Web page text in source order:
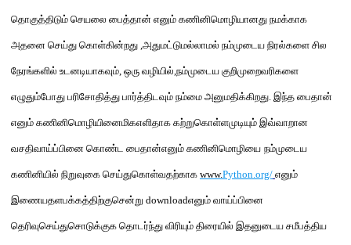
தொகுத்திடும் செயலை பைத்தான ் எனும் கணினிமொழியானது நமக்காக
அதனை செய்து கொள்கின்றது ,அதுமட்டுமல்லாமல் நம்முடைய நிரல்களை சில
நேரங்களில் உடனடியாகவும், ஒரு வழியில்,நம்முடைய குறிமுறைவரிகளை
எழுதும்போது பரிசோதித்து பார்த்திடவும் நம்மை அனுமதிக்கிறது. இந்த பைதான்
எனும் கணினிமொழியினைமிகஎளிதாக கற்றுகொள்ளமுடியும் இவ்வாறான
வசதிவாய்ப்பினை கொண்ட பைதான்எனும் கணினிமொழியை நம்முடைய
கணினியில் நிறுவுகை செய்துகொள்வதற்காக www.Python.org/ எனும்
இணையதளபக்கத்திற்குசென்று downloadஎனும் வாய்ப்பினை
தெரிவுசெய்துசொடுக்குக தொடர்ந்து விரியும் திரையில் இதனுடைய சமீபத்திய